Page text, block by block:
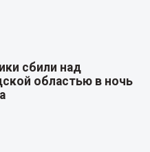
сбили над
областью в ночь